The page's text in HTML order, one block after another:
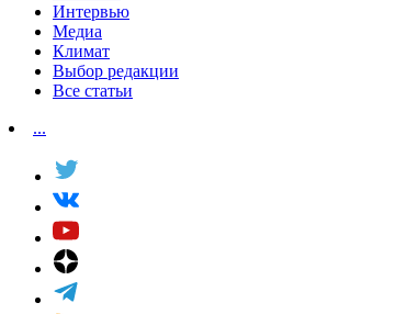
Интервью
Медиа
Климат
Выбор редакции
Все статьи
...